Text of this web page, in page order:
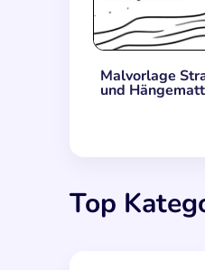
Malvorlage
und
Top